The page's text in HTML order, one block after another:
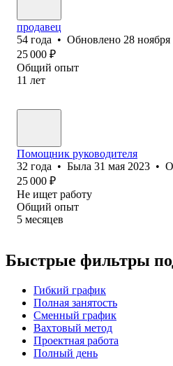
продавец
54 года • Обновлено 28 ноября
25 000 ₽
Общий опыт
11 лет
Помощник руководителя
32 года • Была 31 мая 2023 •
25 000 ₽
Не ищет работу
Общий опыт
5 месяцев
Быстрые фильтры
Гибкий график
Полная занятость
Сменный график
Вахтовый метод
Проектная работа
Полный день